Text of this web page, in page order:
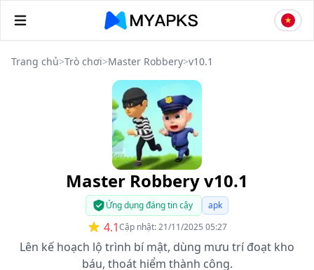
Trang chủ>Trò chơi>Master Robbery>v10.1
Master Robbery v10.1
Ứng dụng đáng tin cậy apk
4.1Cập nhật: 21/11/2025 05:27
Lên kế hoạch lộ trình bí mật, dùng mưu trí đoạt kho
báu, thoát hiểm thành công.